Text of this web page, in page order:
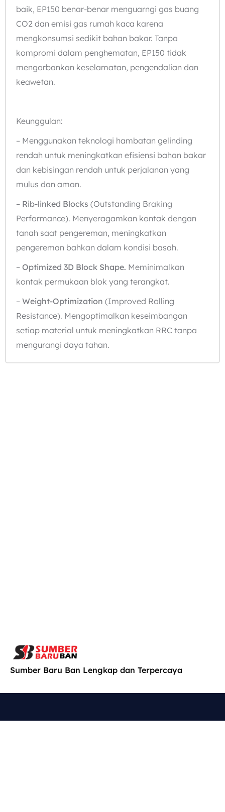
baik, EP150 benar-benar menguarngi gas buang
CO2 dan emisi gas rumah kaca karena
mengkonsumsi sedikit bahan bakar. Tanpa
kompromi dalam penghematan, EP150 tidak
mengorbankan keselamatan, pengendalian dan
keawetan.
Keunggulan:
– Menggunakan teknologi hambatan gelinding
rendah untuk meningkatkan efisiensi bahan bakar
dan kebisingan rendah untuk perjalanan yang
mulus dan aman.
– Rib-linked Blocks (Outstanding Braking
Performance). Menyeragamkan kontak dengan
tanah saat pengereman, meningkatkan
pengereman bahkan dalam kondisi basah.
– Optimized 3D Block Shape. Meminimalkan
kontak permukaan blok yang terangkat.
– Weight-Optimization (Improved Rolling
Resistance). Mengoptimalkan keseimbangan
setiap material untuk meningkatkan RRC tanpa
mengurangi daya tahan.
Sumber Baru Ban Lengkap dan Terpercaya